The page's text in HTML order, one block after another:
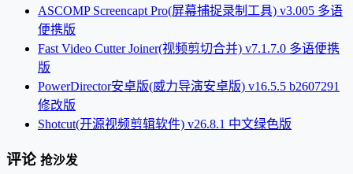
ASCOMP Screencapt Pro(屏幕捕捉录制工具) v3.005 多语
便携版
Fast Video Cutter Joiner(视频剪切合并) v7.1.7.0 多语便携
版
PowerDirector安卓版(威力导演安卓版) v16.5.5 b2607291
修改版
Shotcut(开源视频剪辑软件) v26.8.1 中文绿色版
评论 抢沙发